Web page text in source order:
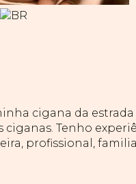
cigana da
ciganas. Tenho
profissional,